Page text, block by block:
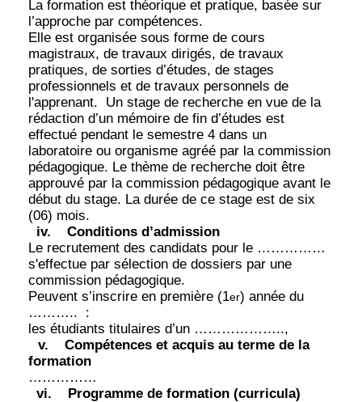
La formation est théorique et pratique, basée sur
l’approche par compétences.
Elle est organisée sous forme de cours
magistraux, de travaux dirigés, de travaux
pratiques, de sorties d’études, de stages
professionnels et de travaux personnels de
l'apprenant.
Un stage de recherche en vue de la
rédaction d’un mémoire de fin d’études est
effectué pendant le semestre 4 dans un
laboratoire ou organisme agréé par la commission
pédagogique. Le thème de recherche doit être
approuvé par la commission pédagogique avant le
début du stage. La durée de ce stage est de six
(06) mois.
iv.
Conditions d’admission
Le recrutement des candidats pour le ……………
s'effectue par sélection de dossiers par une
commission pédagogique.
Peuvent s’inscrire en première (1er) année du
………..
:
les étudiants titulaires d’un ………………..,
v.
Compétences et acquis au terme de la
formation
……………
vi.
Programme de formation (curricula)